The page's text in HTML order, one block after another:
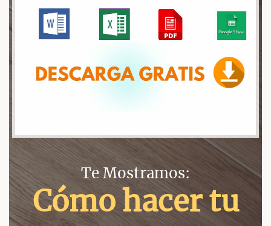
Te Mostramos:
Cómo hacer tu